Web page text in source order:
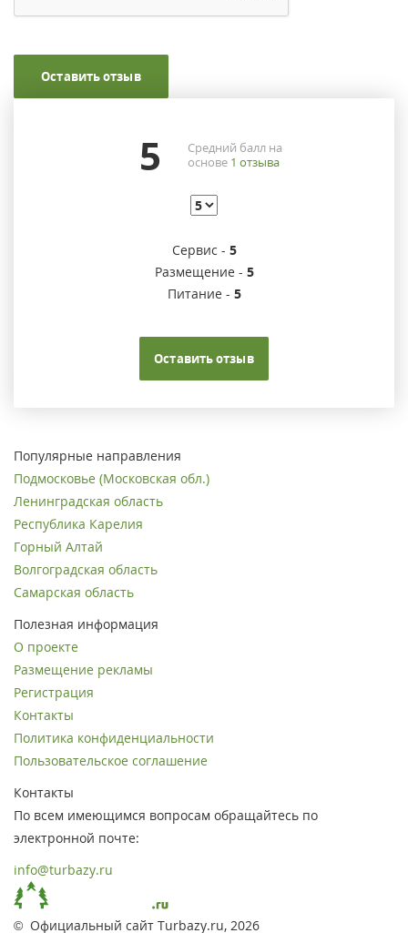
Оставить отзыв
5
Средний балл на
основе 1 отзыва
Сервис - 5
Размещение - 5
Питание - 5
Оставить отзыв
Популярные направления
Подмосковье (Московская обл.)
Ленинградская область
Республика Карелия
Горный Алтай
Волгоградская область
Самарская область
Полезная информация
О проекте
Размещение рекламы
Регистрация
Контакты
Политика конфиденциальности
Пользовательское соглашение
Контакты
По всем имеющимся вопросам обращайтесь по
электронной почте:
info@turbazy.ru
© Официальный сайт Turbazy.ru, 2026